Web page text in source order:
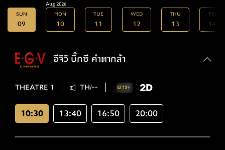
SUN
09
Aug 2026
MON
10
TUE
11
WED
12
THU
13
FRI
14
อีจีวี บิ๊กซี คำตากล้า
THEATRE 1 TH/--
10:30 13:40 16:50 20:00